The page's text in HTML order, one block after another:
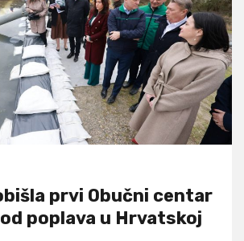
prvi Obučni centar
poplava u Hrvatskoj